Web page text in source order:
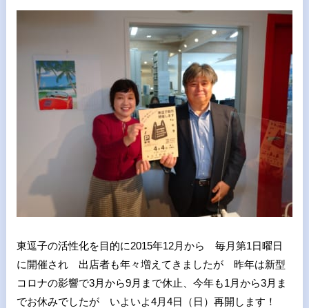
東逗子の活性化を目的に2015年12月から 毎月第1日曜日
に開催され 出店者も年々増えてきましたが 昨年は新型
コロナの影響で3月から9月まで休止、今年も1月から3月ま
でお休みでしたが いよいよ4月4日（日）再開します！